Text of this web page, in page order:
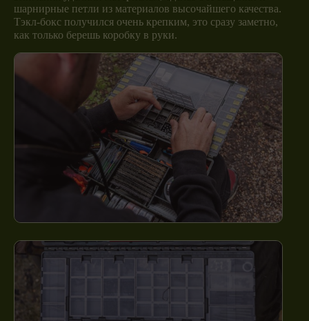
шарнирные петли из материалов высочайшего качества.
Тэкл-бокс получился очень крепким, это сразу заметно,
как только берешь коробку в руки.